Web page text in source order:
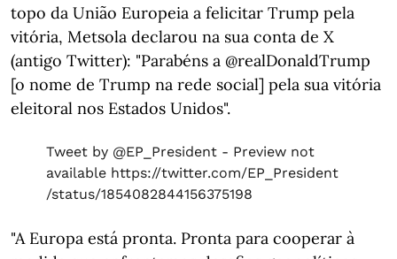
topo da União Europeia a felicitar Trump pela
vitória, Metsola declarou na sua conta de X
(antigo Twitter): "Parabéns a @realDonaldTrump
[o nome de Trump na rede social] pela sua vitória
eleitoral nos Estados Unidos".
Tweet by @EP_President - Preview not
available https://twitter.com/EP_President
/status/1854082844156375198
"A Europa está pronta. Pronta para cooperar à